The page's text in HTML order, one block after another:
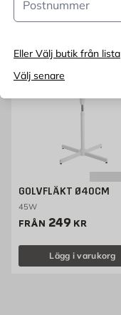
Eller Välj butik från lista
Välj senare
Lägg i varukorg
GOLVFLÄKT Ø40CM
45W
FRÅN Pris 249 kr
249 KR
Lägg i varukorg